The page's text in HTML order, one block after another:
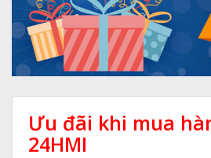
Ưu đãi khi mua
24HMI